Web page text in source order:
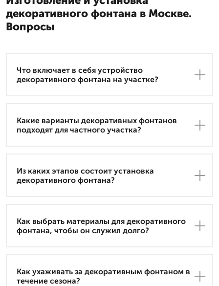
декоративного фонтана в Москве.
Вопросы
Что включает в себя устройство
декоративного фонтана на участке?
Какие варианты декоративных фонтанов
подходят для частного участка?
Из каких этапов состоит установка
декоративного фонтана?
Как выбрать материалы для декоративного
фонтана, чтобы он служил долго?
Как ухаживать за декоративным фонтаном в
течение сезона?